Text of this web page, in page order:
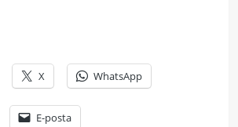
X WhatsApp
E-posta